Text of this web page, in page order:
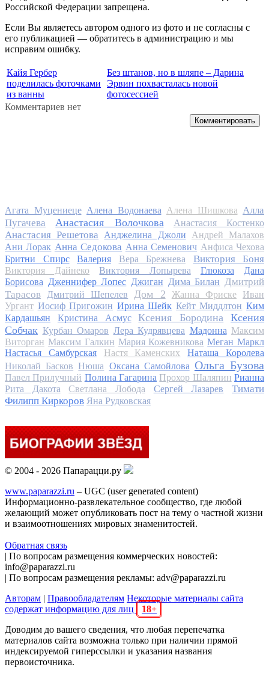
Российской Федерации запрещена.
Если Вы являетесь автором одного из фото и не согласны с
его публикацией — обратитесь в администрацию и мы
исправим ошибку.
Кайя Гербер
поделилась фоточками
из ванны
Без штанов, но в шляпе – Дарина
Эрвин похвасталась новой
фотосессией
Комментариев нет
Комментировать
Агата Муцениеце Алена Водонаева Алена Шишкова Алла
Пугачева
Анастасия Волочкова Анастасия Костенко
Анастасия Решетова Анджелина Джоли
Андрей Малахов
Ани Лорак Анна Седокова Анна Семенович Анфиса Чехова
Бритни Спирс
Валерия Вера Брежнева Виктория Боня
Виктория Дайнеко Виктория Лопырева Глюкоза
Дана
Борисова Дженнифер Лопес Джиган Дима Билан
Дмитрий
Тарасов
Дмитрий Шепелев Дом 2 Жанна Фриске
Иван
Ургант Иосиф Пригожин Ирина Шейк Кейт Миддлтон Ким
Кардашьян
Кристина Асмус Ксения Бородина
Ксения
Собчак Курбан Омаров Лера Кудрявцева Мадонна Максим
Виторган Максим Галкин Мария Кожевникова Меган Маркл
Настасья Самбурская
Настя Каменских
Наташа Королева
Николай Басков Нюша Оксана Самойлова Ольга Бузова
Павел Прилучный Полина Гагарина Прохор Шаляпин Рианна
Рита Дакота
Светлана Лобода Сергей Лазарев
Тимати
Филипп Киркоров Яна Рудковская
© 2004 - 2026 Папарацци.ру
www.paparazzi.ru – UGC (user generated content)
Информационно-развлекательное сообщество, где любой
желающий может опубликовать пост на тему о частной жизни
и взаимоотношениях мировых знаменитостей.
Обратная связь
| По вопросам размещения коммерческих новостей:
info@paparazzi.ru
| По вопросам размещения рекламы: adv@paparazzi.ru
Авторам | Правообладателям Некоторые материалы сайта
содержат информацию для лиц
18+
Доводим до вашего сведения, что любая перепечатка
материалов сайта возможна только при наличии прямой
индексируемой гиперссылки и указания названия
первоисточника.